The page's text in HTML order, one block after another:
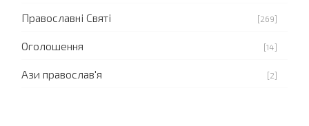
Православні Святі [269]
Оголошення [14]
Ази православ'я [2]